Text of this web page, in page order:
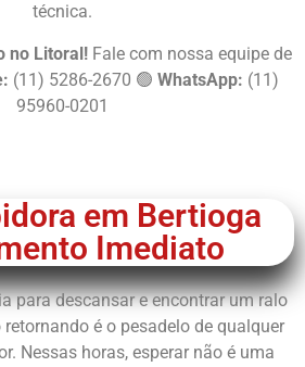
técnica.
no Litoral! Fale com nossa equipe de
(11) 5286-2670 🟢 WhatsApp: (11)
95960-0201
em Bertioga
Imediato
para descansar e encontrar um ralo
é o pesadelo de qualquer
Nessas horas, esperar não é uma